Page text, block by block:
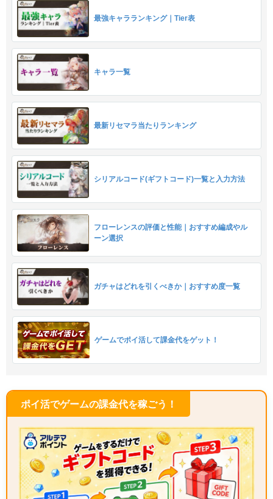
最強キャラランキング｜Tier表
キャラ一覧
最新リセマラ当たりランキング
シリアルコード(ギフトコード)一覧と入力方法
フローレンスの評価と性能｜おすすめ編成やル
ーン選択
ガチャはどれを引くべきか｜おすすめ度一覧
ゲームでポイ活して課金代をゲット！
ポイ活でゲームの課金代を稼ごう！